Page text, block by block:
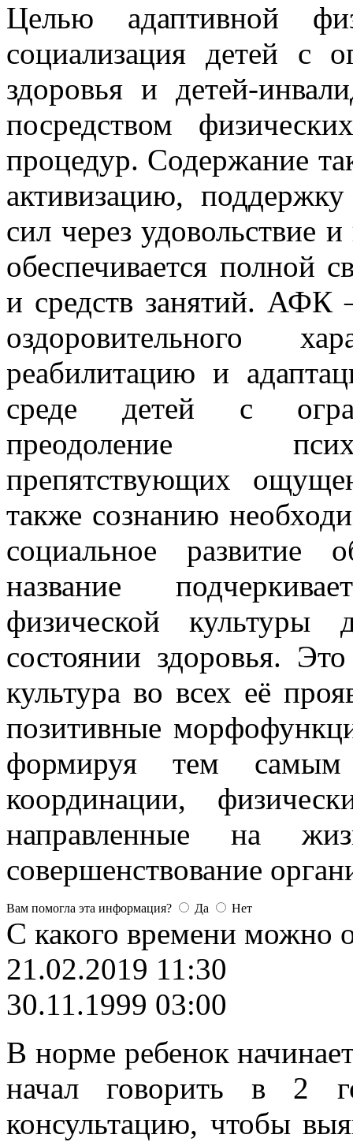
Целью адаптивной
социализация детей с
здоровья и детей-
посредством
процедур. Содержание
активизацию,
сил через удовольствие
обеспечивается полной
и средств занятий. АФК
оздоровительного
реабилитацию и
среде детей с
преодоление
препятствующих
также сознанию
социальное развитие
название
физической
состоянии здоровья.
культура во всех её
позитивные
формируя тем самым
координации,
направленные на
совершенствование
Вам помогла эта информация? Да Нет
С какого времени можно
21.02.2019 11:30
30.11.1999 03:00
В норме ребенок
начал говорить в 2
консультацию, чтобы